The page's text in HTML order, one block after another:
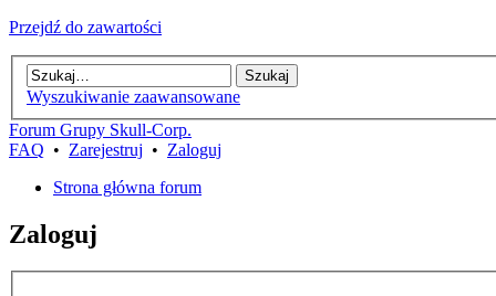
Przejdź do zawartości
Wyszukiwanie zaawansowane
Forum Grupy Skull-Corp.
FAQ • Zarejestruj • Zaloguj
Strona główna forum
Zaloguj